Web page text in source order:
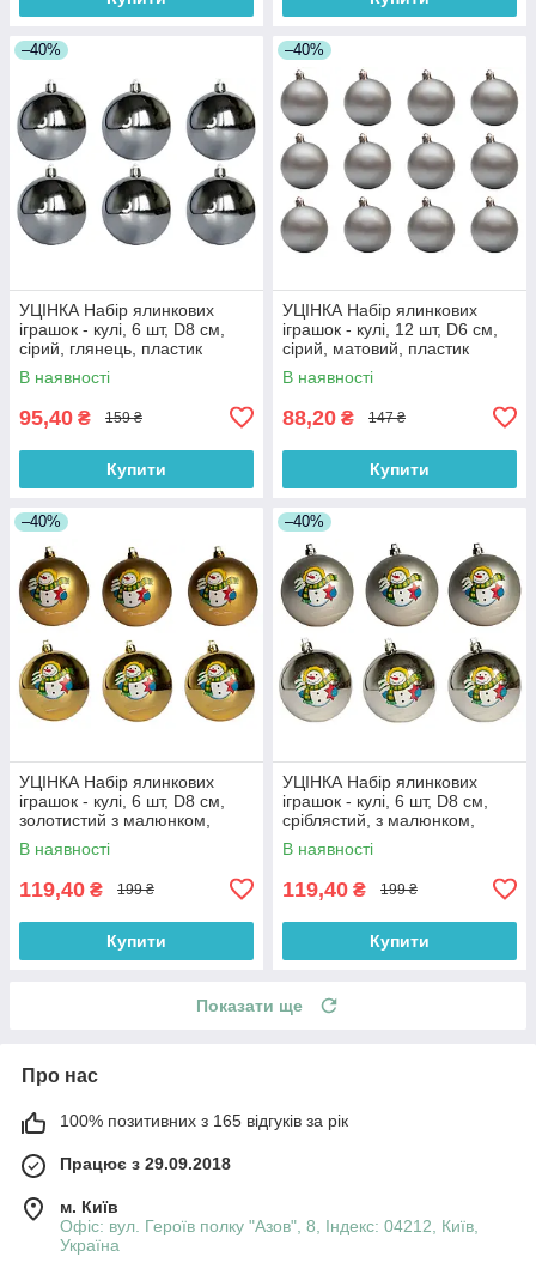
–40%
УЦІНКА Набір ялинкових
іграшок - кулі, 6 шт, D8 см,
сірий, глянець, пластик
(251284)
В наявності
95,40 ₴ 159 ₴
Купити
–40%
УЦІНКА Набір ялинкових
іграшок - кулі, 12 шт, D6 см,
сірий, матовий, пластик
(251161)
В наявності
88,20 ₴ 147 ₴
Купити
–40%
УЦІНКА Набір ялинкових
іграшок - кулі, 6 шт, D8 см,
золотистий з малюнком,
пластик (030361-2)
В наявності
119,40 ₴ 199 ₴
Купити
–40%
УЦІНКА Набір ялинкових
іграшок - кулі, 6 шт, D8 см,
сріблястий, з малюнком,
пластик (030361-1)
В наявності
119,40 ₴ 199 ₴
Купити
Показати ще
Про нас
100% позитивних з 165 відгуків за рік
Працює з 29.09.2018
м. Київ
Офіс: вул. Героїв полку "Азов", 8, Індекс: 04212, Київ,
Україна